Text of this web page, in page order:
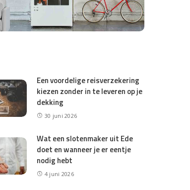
Een voordelige reisverzekering
kiezen zonder in te leveren op je
dekking
30 juni 2026
Wat een slotenmaker uit Ede
doet en wanneer je er eentje
nodig hebt
4 juni 2026